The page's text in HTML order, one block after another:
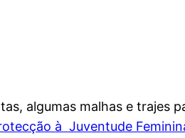
algumas malhas e trajes
à Juventude